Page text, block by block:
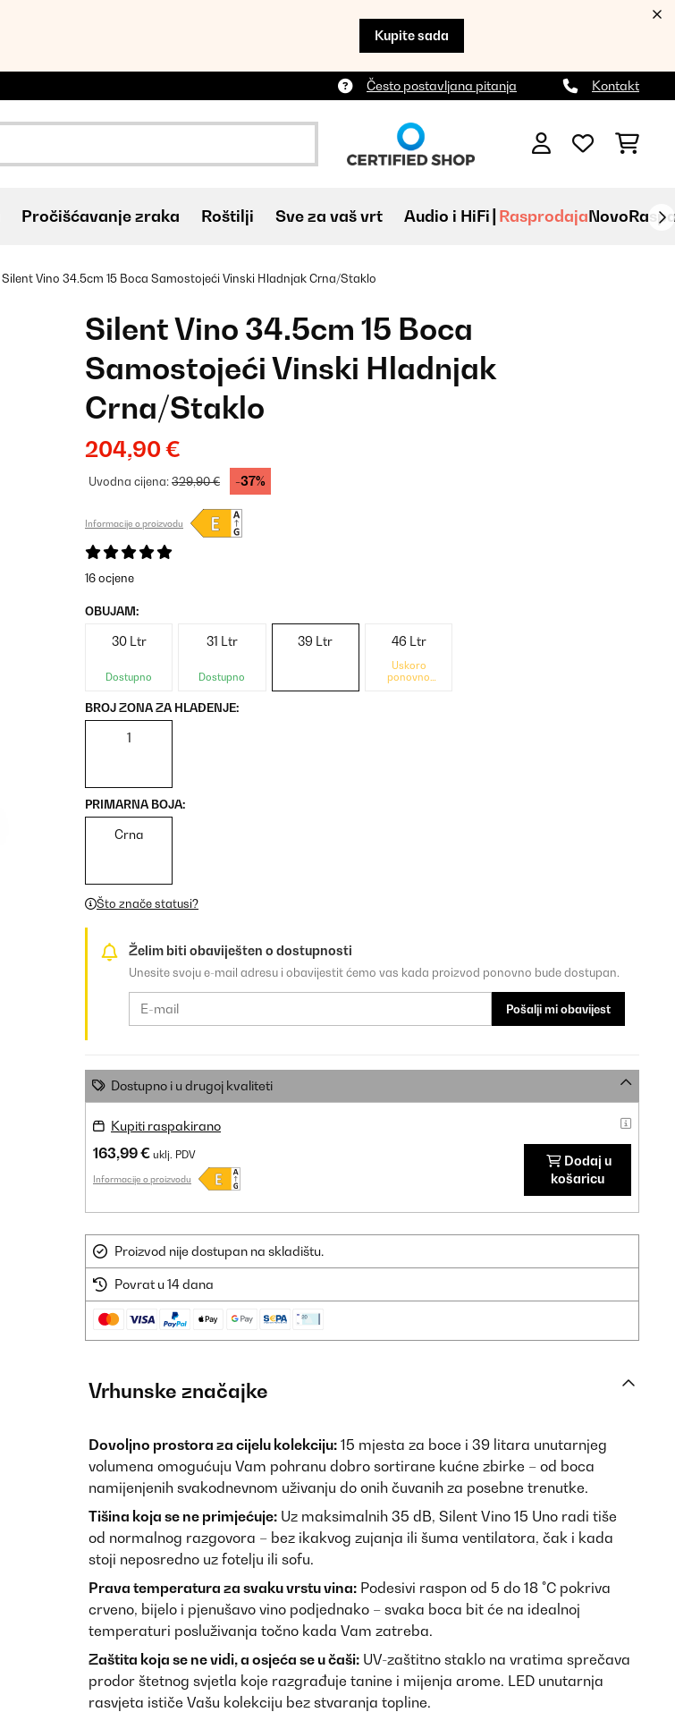
Kupite sada
Često postavljana pitanja Kontakt
Pročišćavanje zraka Roštilji Sve za vaš vrt Audio i HiFi RasprodajaNovo
Silent Vino 34.5cm 15 Boca Samostojeći Vinski Hladnjak Crna/Staklo
Silent Vino 34.5cm 15 Boca
Samostojeći Vinski Hladnjak
Crna/Staklo
204,90 €
Uvodna cijena:329,90 € -37%
Informacije o proizvodu
16 ocjene
OBUJAM:
30 Ltr
Dostupno
31 Ltr
Dostupno
39 Ltr 46 Ltr
Uskoro
ponovno
BROJ ZONA ZA HLAĐENJE:
1
PRIMARNA BOJA:
Crna
Što znače statusi?
Želim biti obaviješten o dostupnosti
Unesite svoju e-mail adresu i obavijestit ćemo vas kada proizvod ponovno bude dostupan.
Pošalji mi obavijest
Dostupno i u drugoj kvaliteti
Kupiti raspakirano
163,99 € uklj. PDV
Informacije o proizvodu
Dodaj u
košaricu
Proizvod nije dostupan na skladištu.
Povrat u 14 dana
Vrhunske značajke
Dovoljno prostora za cijelu kolekciju: 15 mjesta za boce i 39 litara unutarnjeg
volumena omogućuju Vam pohranu dobro sortirane kućne zbirke – od boca
namijenjenih svakodnevnom uživanju do onih čuvanih za posebne trenutke.
Tišina koja se ne primjećuje: Uz maksimalnih 35 dB, Silent Vino 15 Uno radi tiše
od normalnog razgovora – bez ikakvog zujanja ili šuma ventilatora, čak i kada
stoji neposredno uz fotelju ili sofu.
Prava temperatura za svaku vrstu vina: Podesivi raspon od 5 do 18 °C pokriva
crveno, bijelo i pjenušavo vino podjednako – svaka boca bit će na idealnoj
temperaturi posluživanja točno kada Vam zatreba.
Zaštita koja se ne vidi, a osjeća se u čaši: UV-zaštitno staklo na vratima sprečava
prodor štetnog svjetla koje razgrađuje tanine i mijenja arome. LED unutarnja
rasvjeta ističe Vašu kolekciju bez stvaranja topline.